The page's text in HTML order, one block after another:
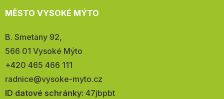
MĚSTO VYSOKÉ MÝTO
Adresa:
B. Smetany 92,
566 01 Vysoké Mýto
Telefon:
+420 465 466 111
E-
mail:
radnice@vysoke-myto.cz
ID datové schránky: 47jbpbt